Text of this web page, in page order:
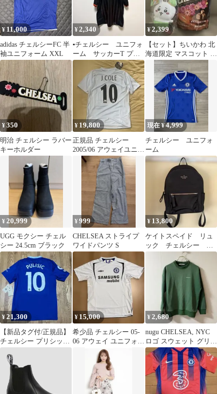
¥ 11,000
adidas チェルシーFC 半
袖ユニフォーム XXL
¥2,340
▪️チェルシー ユニフォ
ーム サッカーT プレ
ミアリーグ 00s スト
ライプ柄
¥2,399
【セット】ちいかわ 北
海道限定 マスコット &
CHELSEA チェルシー
¥350
明治 チェルシー ラバー
キーホルダー
¥ 19,800
正規品 チェルシー
2005/06 アウェイユニフ
ォーム ジョー・コール
#10
現在 ¥4,999
チェルシー ユニフォ
ーム
¥ 20,999
UGG モクシー チェル
シー 24.5cm ブラック
¥999
CHELSEA ストライプ
ワイドパンツ S
¥ 13,800
ケイトスペイド リュ
ック チェルシー ラ
ージバッグパック
¥21,300
【新品タグ付/正規品】
チェルシー プリシッチ
¥ 15,000
希少品 チェルシー 05-
06 アウェイ ユニフォー
ム アンブロ ライトブル
¥2,680
nugu CHELSEA, NYC
ロゴ スウェット グリー
ン サイズF